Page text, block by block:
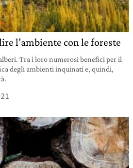
l’ambiente con le foreste
Tra i loro numerosi benefici per il
degli ambienti inquinati e, quindi,